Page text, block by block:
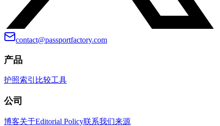
contact@passportfactory.com
产品
护照索引 比较工具
公司
博客关于Editorial Policy联系我们来源